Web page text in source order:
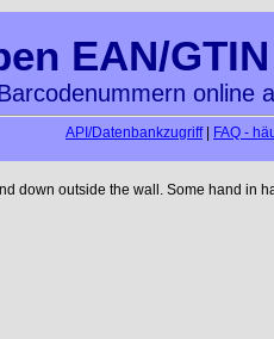
EAN/
online
API/Datenbankzugriff| FAQ -
down outside the wall. Some hand